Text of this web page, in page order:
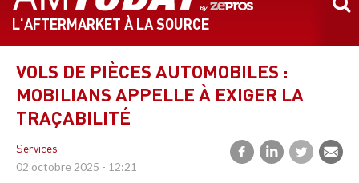
contenu
principal
L‘AFTERMARKET À LA SOURCE
VOLS DE PIÈCES AUTOMOBILES :
MOBILIANS APPELLE À EXIGER LA
TRAÇABILITÉ
Services
02 octobre 2025 - 12:21